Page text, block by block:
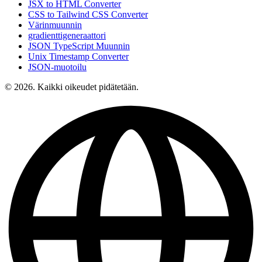
JSX to HTML Converter
CSS to Tailwind CSS Converter
Värinmuunnin
gradienttigeneraattori
JSON TypeScript Muunnin
Unix Timestamp Converter
JSON-muotoilu
© 2026. Kaikki oikeudet pidätetään.